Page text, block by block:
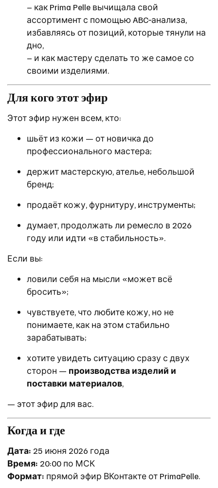
– как Prima Pelle вычищала свой
ассортимент с помощью ABC‑анализа,
избавляясь от позиций, которые тянули на
дно,
– и как мастеру сделать то же самое со
своими изделиями.
Для кого этот эфир
Этот эфир нужен всем, кто:
шьёт из кожи — от новичка до
профессионального мастера;
держит мастерскую, ателье, небольшой
бренд;
продаёт кожу, фурнитуру, инструменты;
думает, продолжать ли ремесло в 2026
году или идти «в стабильность».
Если вы:
ловили себя на мысли «может всё
бросить»;
чувствуете, что любите кожу, но не
понимаете, как на этом стабильно
зарабатывать;
хотите увидеть ситуацию сразу с двух
сторон — производства изделий и
поставки материалов,
— этот эфир для вас.
Когда и где
Дата: 25 июня 2026 года
Время: 20:00 по МСК
Формат: прямой эфир ВКонтакте от PrimaPelle.